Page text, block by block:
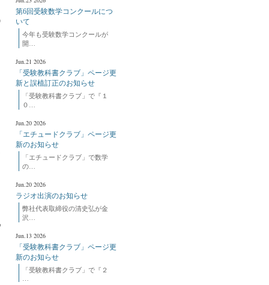
第6回受験数学コンクールにつ
いて
今年も受験数学コンクールが
開…
Jun.21 2026
「受験教科書クラブ」ページ更
新と誤植訂正のお知らせ
「受験教科書クラブ」で『１
０…
Jun.20 2026
「エチュードクラブ」ページ更
新のお知らせ
「エチュードクラブ」で数学
の…
Jun.20 2026
ラジオ出演のお知らせ
弊社代表取締役の清史弘が金
沢…
Jun.13 2026
「受験教科書クラブ」ページ更
新のお知らせ
「受験教科書クラブ」で『２